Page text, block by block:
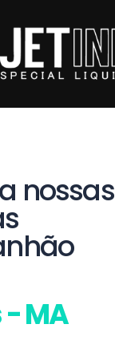
nossas
- MA